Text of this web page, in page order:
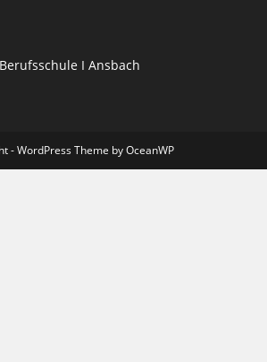
I Ansbach
- WordPress Theme by OceanWP